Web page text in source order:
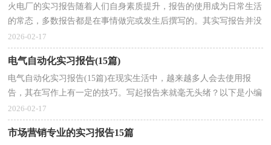
火电厂的实习报告随着人们自身素质提升，报告的使用成为日常生活
的常态，多数报告都是在事情做完或发生后撰写的。其实写报告并没
有想象中那么难，下面是小编精心整理的火电厂的实...
2026-02-17
电气自动化实习报告(15篇)
电气自动化实习报告(15篇)在现实生活中，越来越多人会去使用报
告，其在写作上有一定的技巧。写起报告来就毫无头绪？以下是小编
帮大家整理的电气自动化实习报告，仅供参考，希望能够帮...
2026-02-17
市场营销专业的实习报告15篇